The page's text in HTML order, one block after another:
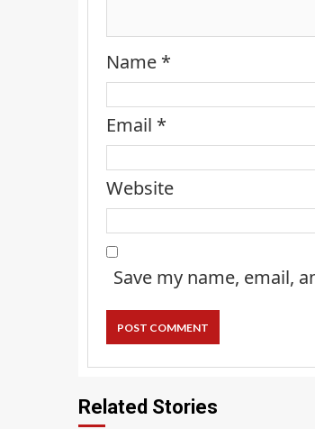
Name *
Email *
Website
Save my name, email,
Related Stories